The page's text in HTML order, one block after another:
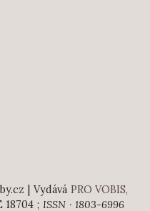
| Vydává PRO VOBIS,
; ISSN · 1803-6996